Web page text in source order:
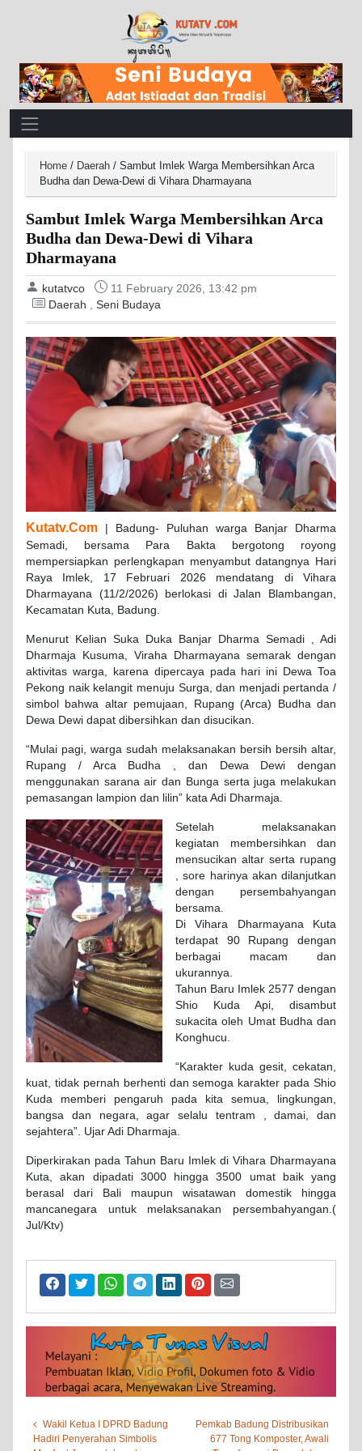
Main Navigation
Home / Daerah / Sambut Imlek Warga Membersihkan Arca
Budha dan Dewa-Dewi di Vihara Dharmayana
Sambut Imlek Warga Membersihkan Arca
Budha dan Dewa-Dewi di Vihara
Dharmayana
kutatvco
11 February 2026, 13:42 pm
Daerah , Seni Budaya
Kutatv.Com | Badung- Puluhan warga Banjar Dharma
Semadi, bersama Para Bakta bergotong royong
mempersiapkan perlengkapan menyambut datangnya Hari
Raya Imlek, 17 Februari 2026 mendatang di Vihara
Dharmayana (11/2/2026) berlokasi di Jalan Blambangan,
Kecamatan Kuta, Badung.
Menurut Kelian Suka Duka Banjar Dharma Semadi , Adi
Dharmaja Kusuma, Viraha Dharmayana semarak dengan
aktivitas warga, karena dipercaya pada hari ini Dewa Toa
Pekong naik kelangit menuju Surga, dan menjadi pertanda /
simbol bahwa altar pemujaan, Rupang (Arca) Budha dan
Dewa Dewi dapat dibersihkan dan disucikan.
“Mulai pagi, warga sudah melaksanakan bersih bersih altar,
Rupang / Arca Budha , dan Dewa Dewi dengan
menggunakan sarana air dan Bunga serta juga melakukan
pemasangan lampion dan lilin” kata Adi Dharmaja.
Setelah melaksanakan
kegiatan membersihkan dan
mensucikan altar serta rupang
, sore harinya akan dilanjutkan
dengan persembahyangan
bersama.
Di Vihara Dharmayana Kuta
terdapat 90 Rupang dengan
berbagai macam dan
ukurannya.
Tahun Baru Imlek 2577 dengan
Shio Kuda Api, disambut
sukacita oleh Umat Budha dan
Konghucu.
“Karakter kuda gesit, cekatan,
kuat, tidak pernah berhenti dan semoga karakter pada Shio
Kuda memberi pengaruh pada kita semua, lingkungan,
bangsa dan negara, agar selalu tentram , damai, dan
sejahtera”. Ujar Adi Dharmaja.
Diperkirakan pada Tahun Baru Imlek di Vihara Dharmayana
Kuta, akan dipadati 3000 hingga 3500 umat baik yang
berasal dari Bali maupun wisatawan domestik hingga
mancanegara untuk melaksanakan persembahyangan.(
Jul/Ktv)
Wakil Ketua I DPRD Badung
Hadiri Penyerahan Simbolis
Pemkab Badung Distribusikan
677 Tong Komposter, Awali